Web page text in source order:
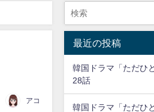
アコ
最近の投稿
韓国ドラマ「ただひ
28話
韓国ドラマ「ただひ